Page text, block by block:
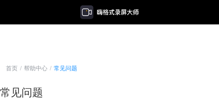
首页 / 帮助中心 / 常见问题
常见问题